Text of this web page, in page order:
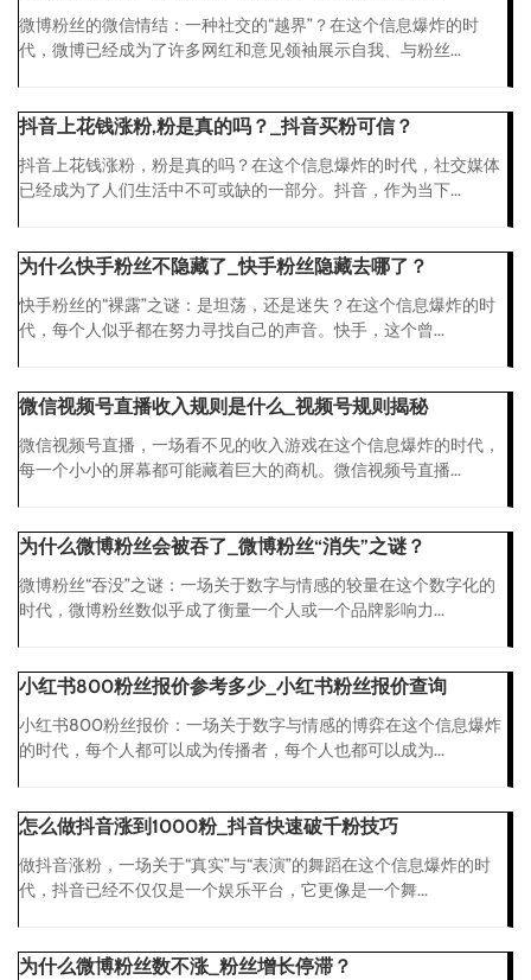
微博粉丝的微信情结：一种社交的“越界”？在这个信息爆炸的时
代，微博已经成为了许多网红和意见领袖展示自我、与粉丝...
抖音上花钱涨粉,粉是真的吗？_抖音买粉可信？
抖音上花钱涨粉，粉是真的吗？在这个信息爆炸的时代，社交媒体
已经成为了人们生活中不可或缺的一部分。抖音，作为当下...
为什么快手粉丝不隐藏了_快手粉丝隐藏去哪了？
快手粉丝的“裸露”之谜：是坦荡，还是迷失？在这个信息爆炸的时
代，每个人似乎都在努力寻找自己的声音。快手，这个曾...
微信视频号直播收入规则是什么_视频号规则揭秘
微信视频号直播，一场看不见的收入游戏在这个信息爆炸的时代，
每一个小小的屏幕都可能藏着巨大的商机。微信视频号直播...
为什么微博粉丝会被吞了_微博粉丝“消失”之谜？
微博粉丝“吞没”之谜：一场关于数字与情感的较量在这个数字化的
时代，微博粉丝数似乎成了衡量一个人或一个品牌影响力...
小红书800粉丝报价参考多少_小红书粉丝报价查询
小红书800粉丝报价：一场关于数字与情感的博弈在这个信息爆炸
的时代，每个人都可以成为传播者，每个人也都可以成为...
怎么做抖音涨到1000粉_抖音快速破千粉技巧
做抖音涨粉，一场关于“真实”与“表演”的舞蹈在这个信息爆炸的时
代，抖音已经不仅仅是一个娱乐平台，它更像是一个舞...
为什么微博粉丝数不涨_粉丝增长停滞？